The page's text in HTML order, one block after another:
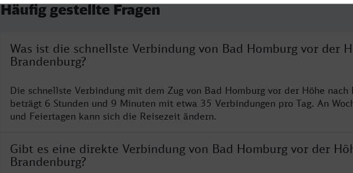
Häufig gestellte Fragen
Was ist die schnellste Verbindung von Bad Homburg vor der
Brandenburg?
Die schnellste Verbindung mit dem Zug von Bad Homburg vor der Höhe nach
beträgt 6 Stunden und 9 Minuten mit etwa 35 Verbindungen pro Tag. An
und Feiertagen kann sich die Reisezeit ändern.
Gibt es eine direkte Verbindung von Bad Homburg vor der
Brandenburg?